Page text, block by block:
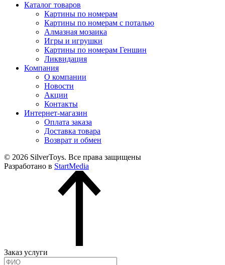
Каталог товаров
Картины по номерам
Картины по номерам с поталью
Алмазная мозаика
Игры и игрушки
Картины по номерам Геншин
Ликвидация
Компания
О компании
Новости
Акции
Контакты
Интернет-магазин
Оплата заказа
Доставка товара
Возврат и обмен
© 2026 SilverToys. Все права защищены
Разработано в StartMedia
Заказ услуги